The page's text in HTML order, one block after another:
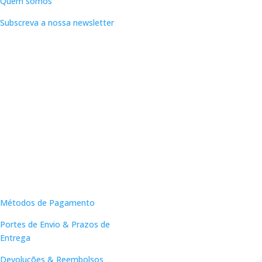
Subscreva a nossa newsletter
Métodos de Pagamento
Portes de Envio & Prazos de
Entrega
Devoluções & Reembolsos